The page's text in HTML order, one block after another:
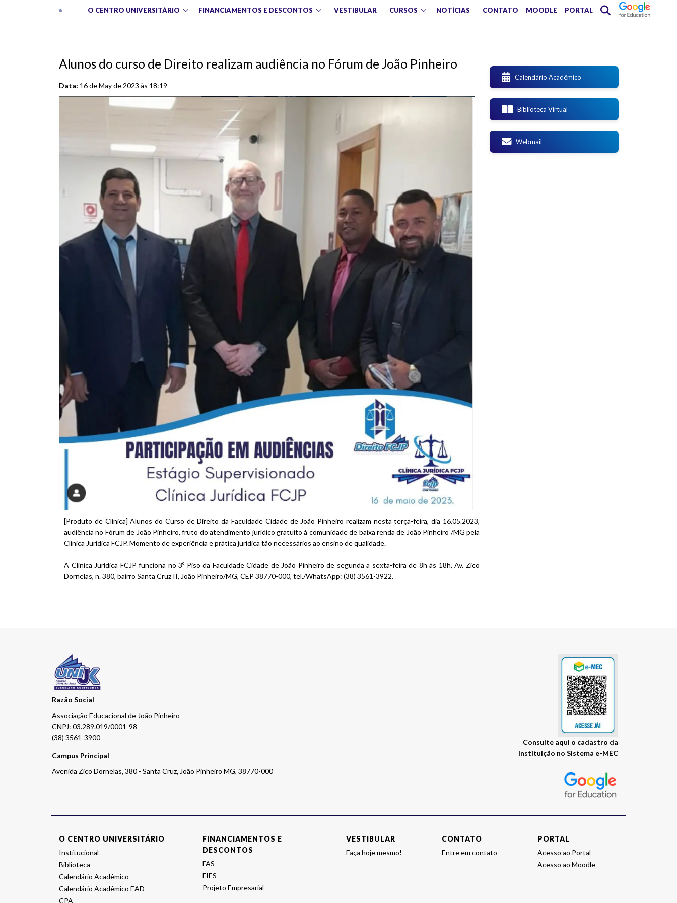
O CENTRO UNIVERSITÁRIO FINANCIAMENTOS E DESCONTOS VESTIBULAR CURSOS NOTÍCIAS CONTATO MOODLE PORTAL
Alunos do curso de Direito realizam audiência no Fórum de João Pinheiro
Data: 16 de May de 2023 às 18:19
[Produto de Clínica] Alunos do Curso de Direito da Faculdade Cidade de João Pinheiro realizam nesta terça-feira, dia 16.05.2023,
audiência no Fórum de João Pinheiro, fruto do atendimento jurídico gratuito à comunidade de baixa renda de João Pinheiro /MG pela
Clínica Jurídica FCJP. Momento de experiência e prática jurídica tão necessários ao ensino de qualidade.
A Clínica Jurídica FCJP funciona no 3º Piso da Faculdade Cidade de João Pinheiro de segunda a sexta-feira de 8h às 18h, Av. Zico
Dornelas, n. 380, bairro Santa Cruz II, João Pinheiro/MG, CEP 38770-000, tel./WhatsApp: (38) 3561-3922.
Calendário Acadêmico
Biblioteca Virtual
Webmail
Razão Social
Associação Educacional de João Pinheiro
CNPJ: 03.289.019/0001-98
(38) 3561-3900
Campus Principal
Avenida Zico Dornelas, 380 - Santa Cruz, João Pinheiro MG, 38770-000
Consulte Visite
o
MEC
aqui o cadastro da
Instituição no Sistema e-MEC
O CENTRO UNIVERSITÁRIO
Institucional
Biblioteca
Calendário Acadêmico
Calendário Acadêmico EAD
CPA
FINANCIAMENTOS E
DESCONTOS
FAS
FIES
Projeto Empresarial
VESTIBULAR
Faça hoje mesmo!
CONTATO
Entre em contato
PORTAL
Acesso ao Portal
Acesso ao Moodle